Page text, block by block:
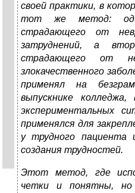
своей практики, в
тот же метод:
страдающего от
затруднений, а
страдающего от
злокачественного
применял на
выпускнике
экспериментальных
применялся для
у трудного пациента
создания трудностей.
Этот метод, где
четки и понятны,